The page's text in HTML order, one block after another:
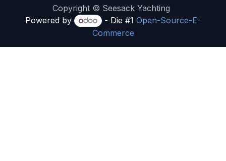
Copyright © Seesack Yachting
Powered by
- Die #1 Open-Source-E-
Commerce